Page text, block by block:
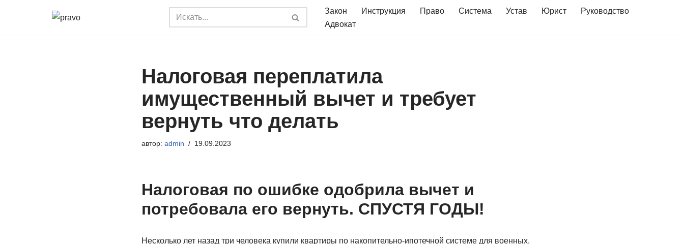
Закон Инструкция Право Система Устав Юрист
Руководство
Адвокат
Налоговая переплатила
имущественный вычет и требует
вернуть что делать
автор: admin 19.09.2023
Налоговая по ошибке одобрила вычет и
потребовала его вернуть. СПУСТЯ ГОДЫ!
Несколько лет назад три человека купили квартиры по накопительно-ипотечной системе для военных.